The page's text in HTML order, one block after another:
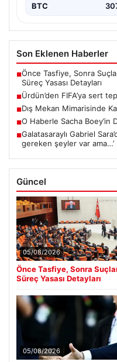
BTC
Son Eklenen Haberler
■Önce Tasfiye, Sonra
Süreç Yasası Detayları
■Ürdün’den FIFA’ya sert
■Dış Mekan Mimarisinde
■O Haberle Sacha Boey’in
■Galatasaraylı Gabriel
gereken şeyler var ama…’
Güncel
05/08/2026
Önce Tasfiye, Sonra
Süreç Yasası Detayları
05/08/2026